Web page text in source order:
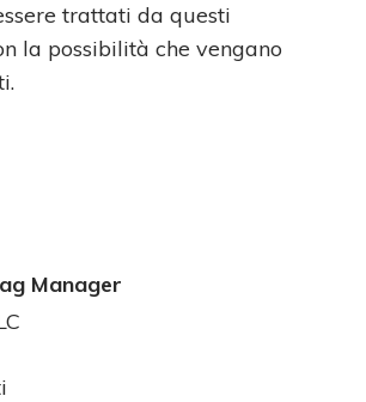
trattati da questi
la possibilità che vengano
Manager